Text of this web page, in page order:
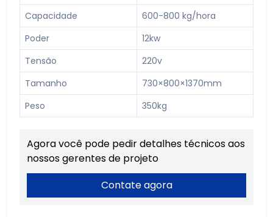
Capacidade
600-800 kg/hora
Poder
12kw
Tensão
220v
Tamanho
730×800×1370mm
Peso
350kg
Agora você pode pedir detalhes técnicos aos
nossos gerentes de projeto
Contate agora